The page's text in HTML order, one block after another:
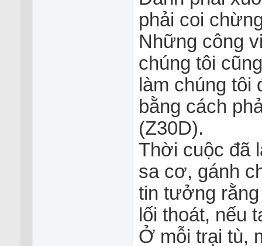
phải coi
Những công
chúng tôi
làm chúng tôi
bằng cách
(Z30D).
Thời cuộc đã
sa cơ, gánh
tin tưởng
lối thoát, nếu
Ở mỗi trại tù,